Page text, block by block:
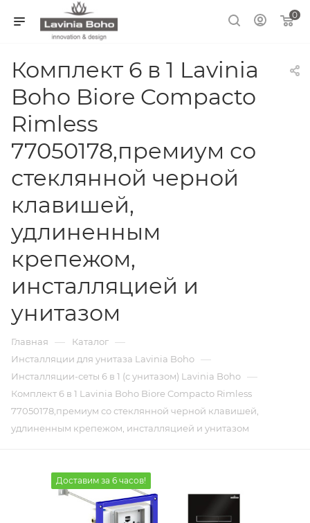
0
Комплект 6 в 1 Lavinia
Boho Biore Compacto
Rimless
77050178,премиум со
стеклянной черной
клавишей,
удлиненным
крепежом,
инсталляцией и
унитазом
Главная — Каталог —
Инсталляции для унитаза Lavinia Boho —
Инсталляции-сеты 6 в 1 (с унитазом) Lavinia Boho —
Комплект 6 в 1 Lavinia Boho Biore Compacto Rimless
77050178,премиум со стеклянной черной клавишей,
удлиненным крепежом, инсталляцией и унитазом
Доставим за 6 часов!